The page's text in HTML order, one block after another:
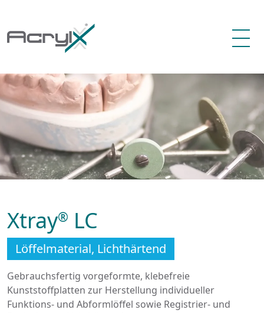
Xtray® LC
Löffelmaterial, Lichthärtend
Gebrauchsfertig vorgeformte, klebefreie
Kunststoffplatten zur Herstellung individueller
Funktions- und Abformlöffel sowie Registrier- und